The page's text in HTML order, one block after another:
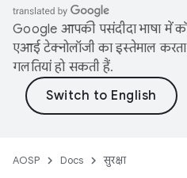
Google आपकी पसंदीदा भाषा में
एआई टेक्नोलॉजी का इस्तेमाल
गलतियां हो सकती हैं.
AOSP Docs सुरक्षा